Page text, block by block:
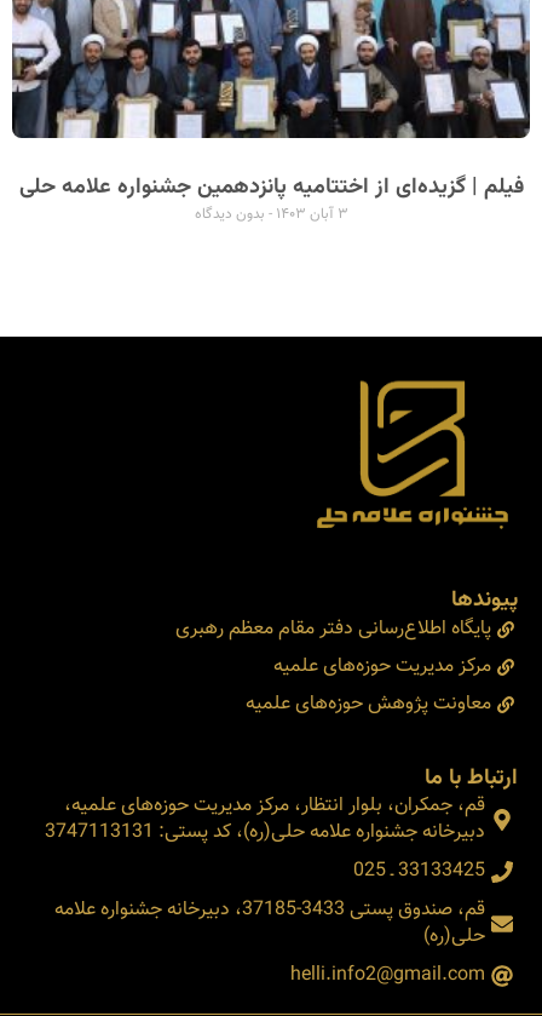
فیلم | گزیده‌ای از اختتامیه پانزدهمین جشنواره علامه حلی
۳ آبان ۱۴۰۳ بدون دیدگاه
پیوندها
پایگاه اطلاع‌رسانی دفتر مقام معظم رهبری
مرکز مدیریت حوزه‌های علمیه
معاونت پژوهش حوزه‌های علمیه
ارتباط با ما
قم، جمکران، بلوار انتظار، مرکز مدیریت حوزه‌های علمیه،
دبیرخانه جشنواره علامه حلی(ره)، کد پستی: 3747113131
33133425 ـ 025
قم، صندوق پستی 3433-37185، دبیرخانه جشنواره علامه
حلی(ره)
helli.info2@gmail.com